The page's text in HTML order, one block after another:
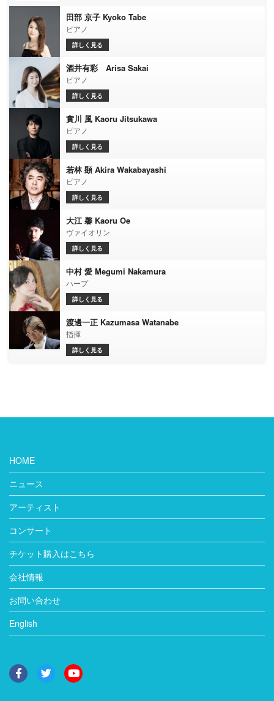
田部 京子 Kyoko Tabe
ピアノ
詳しく見る
酒井有彩 Arisa Sakai
ピアノ
詳しく見る
實川 風 Kaoru Jitsukawa
ピアノ
詳しく見る
若林 顕 Akira Wakabayashi
ピアノ
詳しく見る
大江 馨 Kaoru Oe
ヴァイオリン
詳しく見る
中村 愛 Megumi Nakamura
ハープ
詳しく見る
渡邊一正 Kazumasa Watanabe
指揮
詳しく見る
HOME
ニュース
アーティスト
コンサート
チケット購入はこちら
会社情報
お問い合わせ
English